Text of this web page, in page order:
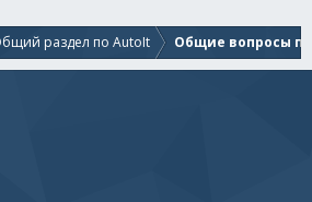
раздел по AutoIt Общие вопросы